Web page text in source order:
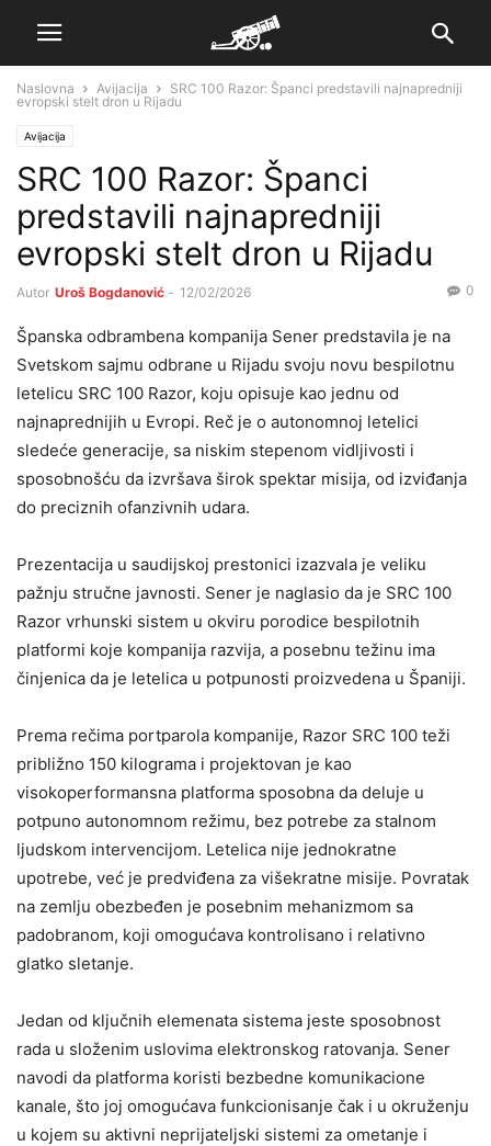
Naslovna Avijacija
SRC 100 Razor: Španci predstavili najnapredniji
evropski stelt dron u Rijadu
Avijacija
SRC 100 Razor: Španci
predstavili najnapredniji
evropski stelt dron u Rijadu
Autor Uroš Bogdanović - 12/02/2026 0
Španska odbrambena kompanija Sener predstavila je na
Svetskom sajmu odbrane u Rijadu svoju novu bespilotnu
letelicu SRC 100 Razor, koju opisuje kao jednu od
najnaprednijih u Evropi. Reč je o autonomnoj letelici
sledeće generacije, sa niskim stepenom vidljivosti i
sposobnošću da izvršava širok spektar misija, od izviđanja
do preciznih ofanzivnih udara.
Prezentacija u saudijskoj prestonici izazvala je veliku
pažnju stručne javnosti. Sener je naglasio da je SRC 100
Razor vrhunski sistem u okviru porodice bespilotnih
platformi koje kompanija razvija, a posebnu težinu ima
činjenica da je letelica u potpunosti proizvedena u Španiji.
Prema rečima portparola kompanije, Razor SRC 100 teži
približno 150 kilograma i projektovan je kao
visokoperformansna platforma sposobna da deluje u
potpuno autonomnom režimu, bez potrebe za stalnom
ljudskom intervencijom. Letelica nije jednokratne
upotrebe, već je predviđena za višekratne misije. Povratak
na zemlju obezbeđen je posebnim mehanizmom sa
padobranom, koji omogućava kontrolisano i relativno
glatko sletanje.
Jedan od ključnih elemenata sistema jeste sposobnost
rada u složenim uslovima elektronskog ratovanja. Sener
navodi da platforma koristi bezbedne komunikacione
kanale, što joj omogućava funkcionisanje čak i u okruženju
u kojem su aktivni neprijateljski sistemi za ometanje i